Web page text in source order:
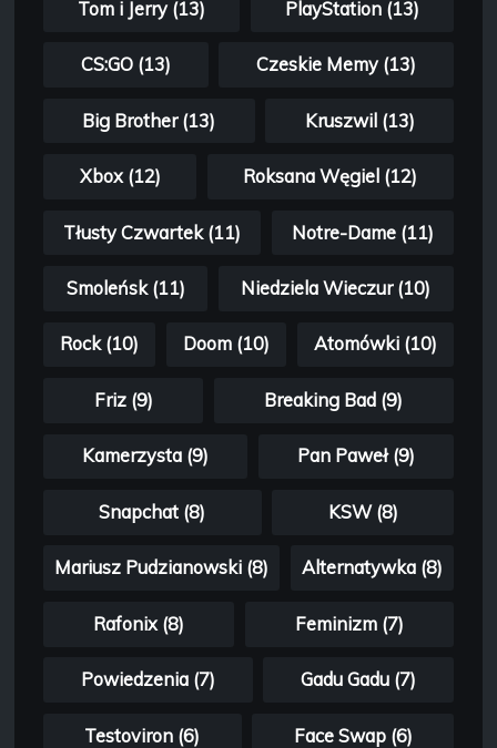
Tom i Jerry (13) PlayStation (13)
CS:GO (13) Czeskie Memy (13)
Big Brother (13) Kruszwil (13)
Xbox (12) Roksana Węgiel (12)
Tłusty Czwartek (11) Notre-Dame (11)
Smoleńsk (11) Niedziela Wieczur (10)
Rock (10) Doom (10) Atomówki (10)
Friz (9) Breaking Bad (9)
Kamerzysta (9) Pan Paweł (9)
Snapchat (8) KSW (8)
Mariusz Pudzianowski (8) Alternatywka (8)
Rafonix (8) Feminizm (7)
Powiedzenia (7) Gadu Gadu (7)
Testoviron (6) Face Swap (6)